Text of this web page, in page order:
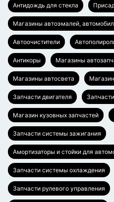
Антидождь для стекла
Магазины автоэмалей,
Автоочистители
Антикоры Магазины
Магазины автосвета
Запчасти двигателя
Магазин кузовных запчастей
Запчасти системы зажигания
Амортизаторы и стойки для
Запчасти системы охлаждения
Запчасти рулевого управления